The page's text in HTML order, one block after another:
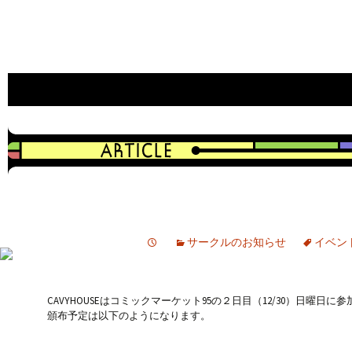
サークルのお知らせ イベン
CAVYHOUSEはコミックマーケット95の２日目（12/30）日曜日に参
頒布予定は以下のようになります。